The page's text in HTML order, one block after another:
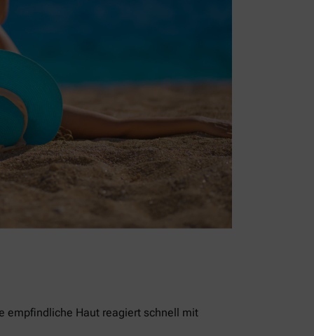
empfindliche Haut reagiert schnell mit